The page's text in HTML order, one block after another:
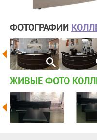
ФОТОГРАФИИ
ЖИВЫЕ ФОТО